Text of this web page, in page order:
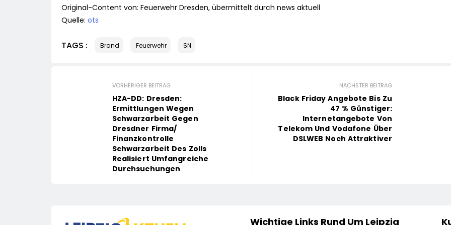
Original-Content von: Feuerwehr Dresden, übermittelt durch news aktuell
Quelle: ots
TAGS : Brand Feuerwehr SN
VORHERIGER BEITRAG
HZA-DD: Dresden:
Ermittlungen Wegen
Schwarzarbeit Gegen
Dresdner Firma/
Finanzkontrolle
Schwarzarbeit Des Zolls
Realisiert Umfangreiche
Durchsuchungen
NÄCHSTER BEITRAG
Black Friday Angebote Bis Zu
47 % Günstiger:
Internetangebote Von
Telekom Und Vodafone Über
DSLWEB Noch Attraktiver
Wichtige Links Rund Um Leipzig